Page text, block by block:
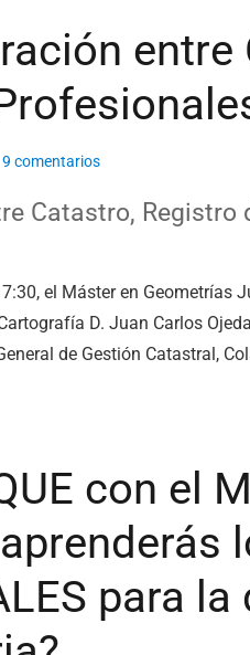
9 comentarios
Catastro, Registro
el Máster en Geometrías
D. Juan Carlos
de Gestión Catastral,
con el
para